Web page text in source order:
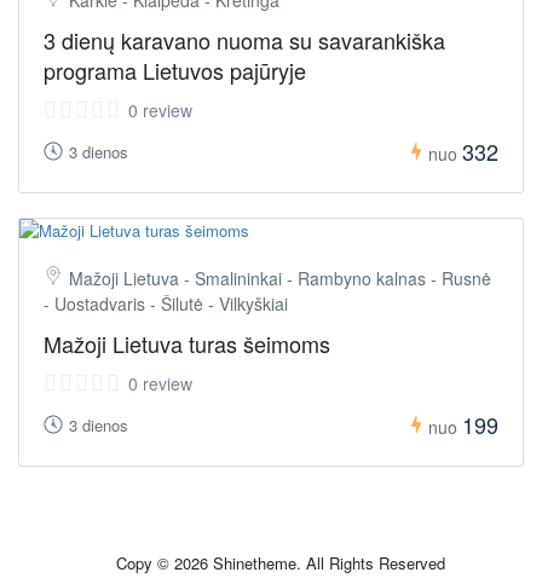
3 dienų karavano nuoma su savarankiška
programa Lietuvos pajūryje
0 review
3 dienos nuo 332
Mažoji Lietuva - Smalininkai - Rambyno kalnas - Rusnė
- Uostadvaris - Šilutė - Vilkyškiai
Mažoji Lietuva turas šeimoms
0 review
3 dienos nuo 199
Copy © 2026 Shinetheme. All Rights Reserved